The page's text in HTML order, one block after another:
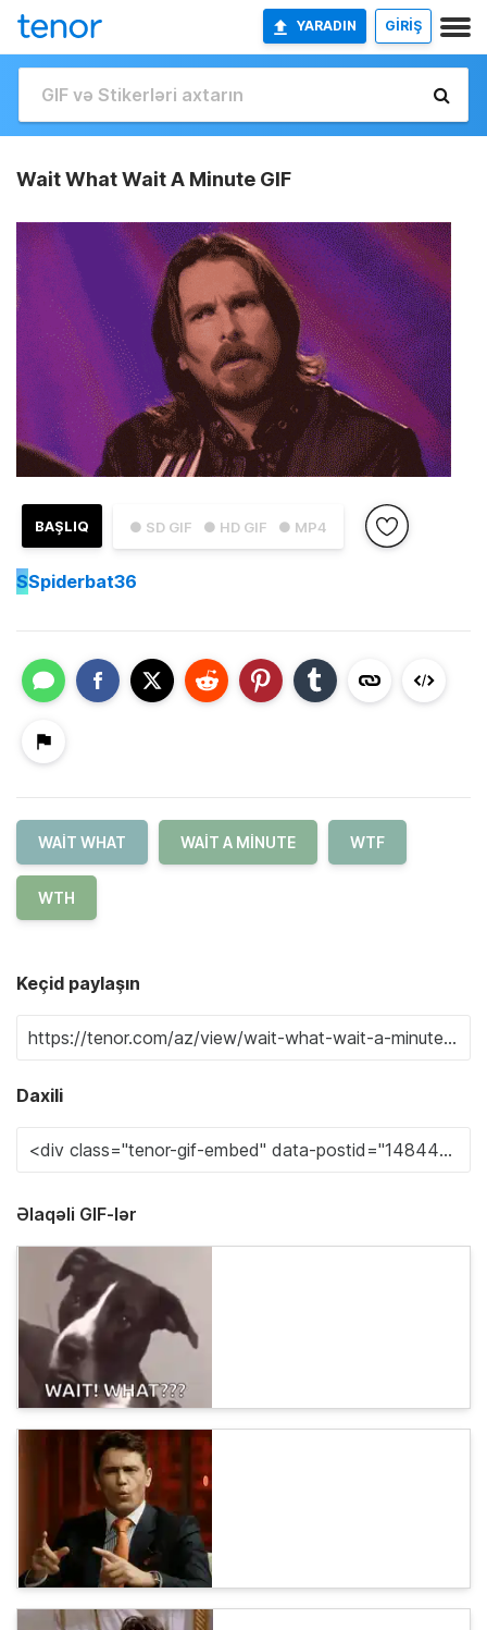
YARADIN GİRİŞ
Wait What Wait A Minute GIF
● SD GIF ● HD GIF ● MP4
BAŞLIQ
SSpiderbat36
WAIT WHAT WAIT A MINUTE WTF
WTH
Keçid paylaşın
Daxili
Əlaqəli GIF-lər